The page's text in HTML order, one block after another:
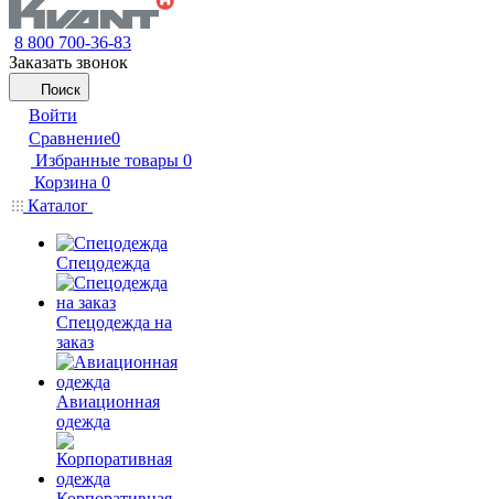
8 800 700-36-83
Заказать звонок
Поиск
Войти
Сравнение0
Избранные товары 0
Корзина 0
Каталог
Спецодежда
Спецодежда на
заказ
Авиационная
одежда